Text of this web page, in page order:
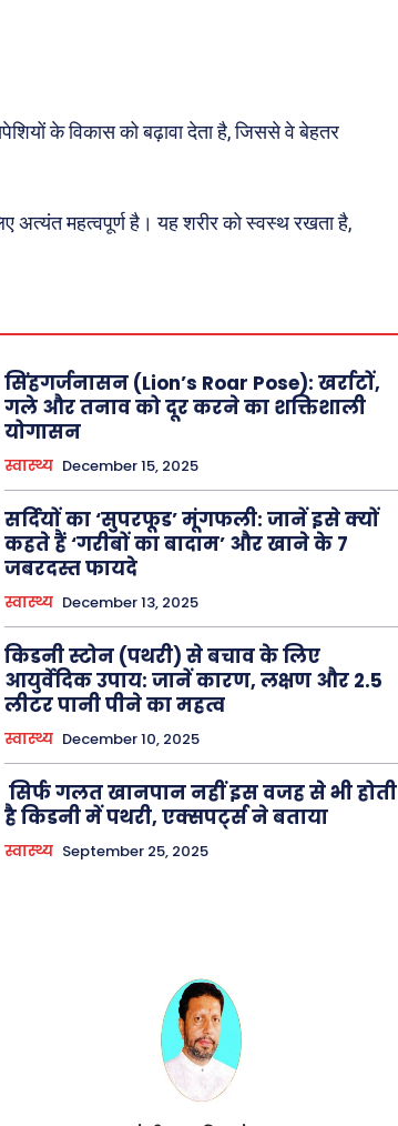
के विकास को बढ़ावा देता है, जिससे वे बेहतर
अत्यंत महत्वपूर्ण है। यह शरीर को स्वस्थ रखता है,
सिंहगर्जनासन (Lion’s Roar Pose): खर्राटों,
गले और तनाव को दूर करने का शक्तिशाली
योगासन
स्वास्थ्य December 15, 2025
सर्दियों का ‘सुपरफूड’ मूंगफली: जानें इसे क्यों
कहते हैं ‘गरीबों का बादाम’ और खाने के 7
जबरदस्त फायदे
स्वास्थ्य December 13, 2025
किडनी स्टोन (पथरी) से बचाव के लिए
आयुर्वेदिक उपाय: जानें कारण, लक्षण और 2.5
लीटर पानी पीने का महत्व
स्वास्थ्य December 10, 2025
सिर्फ गलत खानपान नहीं इस वजह से भी होती
है किडनी में पथरी, एक्सपर्ट्स ने बताया
स्वास्थ्य September 25, 2025